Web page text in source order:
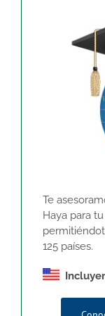
Te
Haya para
125 países.